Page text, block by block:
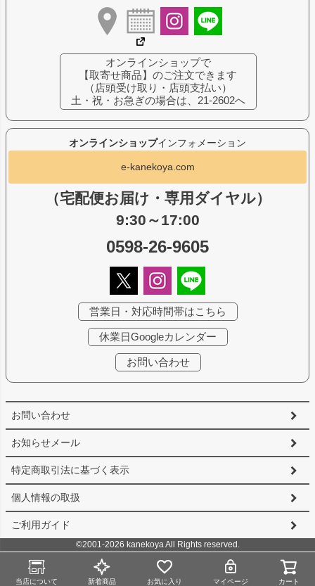
当店について 新着商品 お気に入り マイページ カート
お問い合わせ
お知らせメール
特定商取引法に基づく表示
個人情報の取扱
ご利用ガイド
オンラインショップインフォメーション
e-kanekoya.com
（宅配便お届け・専用ダイヤル）
9:30～17:00
0598-26-9605
営業日・対応時間帯はこちら
休業日Googleカレンダー
お問い合わせ
オンラインショップで
【取寄せ商品】のご注文できます
（店頭受け取り・店頭支払い）
土・祝・お急ぎの場合は、21-2602へ
©2001-2026 kanekoya All Rights reserved.